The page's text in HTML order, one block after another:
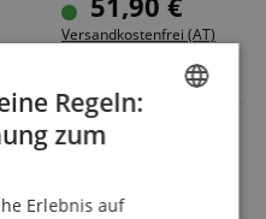
Design
Versandkostenfrei (AT)
Regeln:
zum
Erlebnis auf